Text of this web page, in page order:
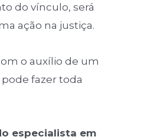
do vínculo, será
ação na justiça.
o auxílio de um
fazer toda
especialista em